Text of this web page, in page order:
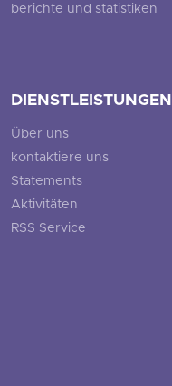
berichte und statistiken
DIENSTLEISTUNGEN
Über uns
kontaktiere uns
Statements
Aktivitäten
RSS Service